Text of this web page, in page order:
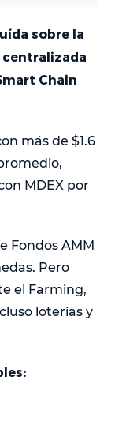
sobre la
Chain
más de $1.6
MDEX por
Fondos AMM
Pero
el Farming,
loterías y